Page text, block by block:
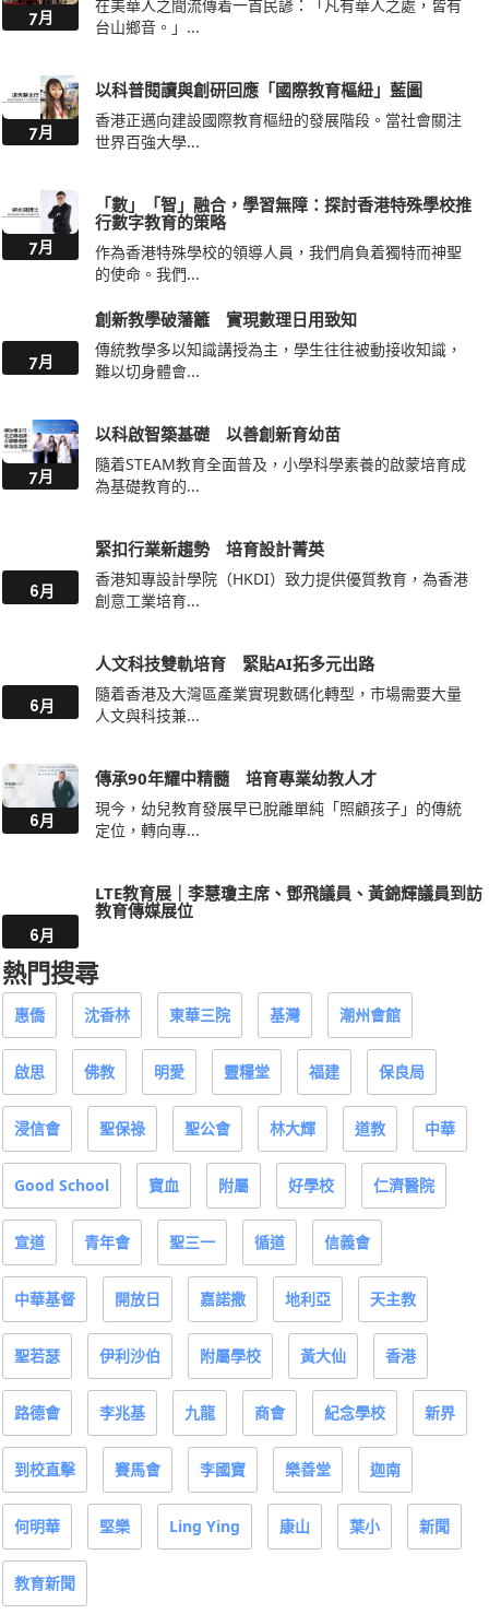
7月
在美華人之間流傳着一首民諺：「凡有華人之處，皆有
台山鄉音。」...
7月
以科普閱讀與創研回應「國際教育樞紐」藍圖
香港正邁向建設國際教育樞紐的發展階段。當社會關注
世界百強大學...
7月
「數」「智」融合，學習無障：探討香港特殊學校推
行數字教育的策略
作為香港特殊學校的領導人員，我們肩負着獨特而神聖
的使命。我們...
7月
創新教學破藩籬 實現數理日用致知
傳統教學多以知識講授為主，學生往往被動接收知識，
難以切身體會...
7月
以科啟智築基礎 以善創新育幼苗
隨着STEAM教育全面普及，小學科學素養的啟蒙培育成
為基礎教育的...
6月
緊扣行業新趨勢 培育設計菁英
香港知專設計學院（HKDI）致力提供優質教育，為香港
創意工業培育...
6月
人文科技雙軌培育 緊貼AI拓多元出路
隨着香港及大灣區產業實現數碼化轉型，市場需要大量
人文與科技兼...
6月
傳承90年耀中精髓 培育專業幼教人才
現今，幼兒教育發展早已脫離單純「照顧孩子」的傳統
定位，轉向專...
6月
LTE教育展｜李慧瓊主席、鄧飛議員、黃錦輝議員到訪
教育傳媒展位
熱門搜尋
惠僑 沈香林 東華三院 基灣 潮州會館
啟思 佛教 明愛 靈糧堂 福建 保良局
浸信會 聖保祿 聖公會 林大輝 道教 中華
Good School 寶血 附屬 好學校 仁濟醫院
宣道 青年會 聖三一 循道 信義會
中華基督 開放日 嘉諾撒 地利亞 天主教
聖若瑟 伊利沙伯 附屬學校 黃大仙 香港
路德會 李兆基 九龍 商會 紀念學校 新界
到校直擊 賽馬會 李國寶 樂善堂 迦南
何明華 堅樂 Ling Ying 康山 葉小 新聞
教育新聞